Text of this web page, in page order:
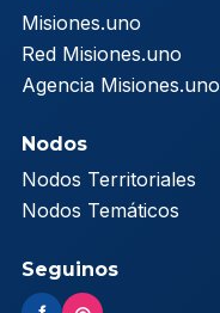
Misiones.uno
Red Misiones.uno
Agencia Misiones.uno
Nodos
Nodos Territoriales
Nodos Temáticos
Seguinos